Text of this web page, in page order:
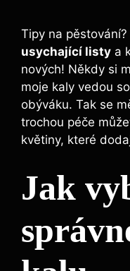
Tipy na
usychající listy a
nových! Někdy si
moje kaly⁤ vedou
obýváku. Tak se
trochou péče
květiny, které
Jak